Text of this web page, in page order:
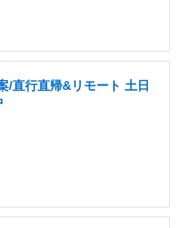
/直行直帰&リモート 土日